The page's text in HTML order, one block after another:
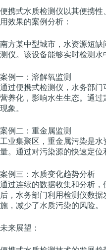
便携式水质检测仪以其便携
用效果的案例分析：
南方某中型城市，水资源短
测仪。该设备能够实时检测水
案例一：溶解氧监测
通过便携式检测仪，水务部
营养化，影响水生生态。通
现象。
案例二：重金属监测
工业集聚区，重金属污染是
量。通过对污染源的快速定位
案例三：水质变化趋势分析
通过连续的数据收集和分析
后，水务部门利用检测仪数
施，减少了水质污染的风险。
未来展望：